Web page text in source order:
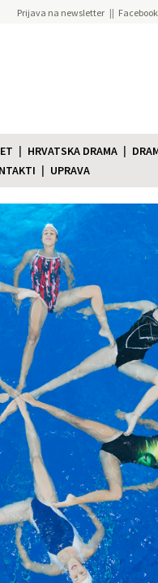
Prijava na newsletter Facebook
HRVATSKA DRAMA
UPRAVA